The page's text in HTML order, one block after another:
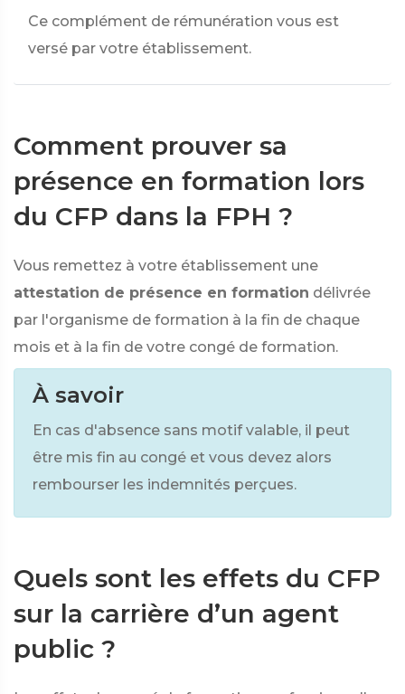
Ce complément de rémunération vous est
versé par votre établissement.
Comment prouver sa
présence en formation lors
du CFP dans la FPH ?
Vous remettez à votre établissement une
attestation de présence en formation délivrée
par l'organisme de formation à la fin de chaque
mois et à la fin de votre congé de formation.
À savoir
En cas d'absence sans motif valable, il peut
être mis fin au congé et vous devez alors
rembourser les indemnités perçues.
Quels sont les effets du CFP
sur la carrière d’un agent
public ?